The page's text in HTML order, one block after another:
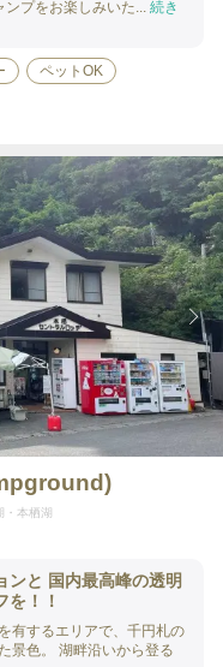
プをお楽しみいた... 続き
ペットOK
・本栖湖
ンと 国内最高峰の透明
を！！
有するエリアで、千円札の
景色。 湖畔沿いから登る